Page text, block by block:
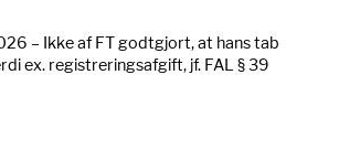
– Ikke af FT godtgjort, at hans tab
ex. registreringsafgift, jf. FAL § 39